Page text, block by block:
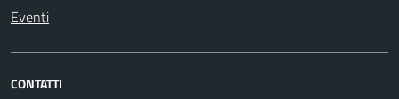
Eventi
CONTATTI